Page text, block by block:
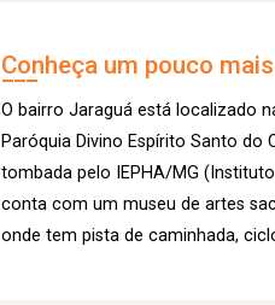
Conheça um pouco
O bairro Jaraguá está localizado
Paróquia Divino Espírito Santo do
tombada pelo IEPHA/MG
conta com um museu de artes
onde tem pista de caminhada,